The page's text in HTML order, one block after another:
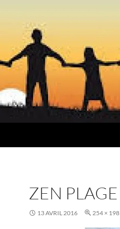
ZEN PLAGE
13 AVRIL 2016 254 × 198